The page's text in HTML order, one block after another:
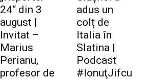
24“ din 3
august |
Invitat –
Marius
Perianu,
profesor de
adus un
colț de
Italia în
Slatina |
Podcast
#IonuţJifcu